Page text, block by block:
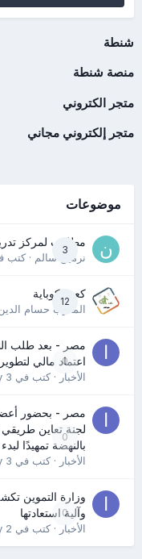
شنطة
منصة شنطة
متجر الكتروني
متجر إلكتروني مجاني
موضوعات
3
مطلوب لمركز
نرمين سالم· كتب
12
كعب كوباية
المدرب حسام
0
مصر - بعد طلب
اعتماد مالي
الأخبار· كتب في 3
0
مصر - بحضور
لجنة تعاين طريقي
بالنهضة تمهيدًا
الأخبار· كتب في 3
0
وزارة التموين
وآلية استعادتها
الأخبار· كتب في 2